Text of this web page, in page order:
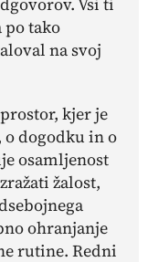
po tako
na svoj
kjer je
dogodku in o
osamljenost
žalost,
ohranjanje
rutine. Redni